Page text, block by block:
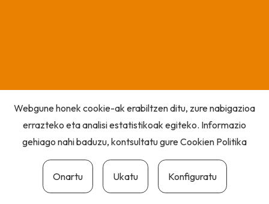
Webgune honek cookie-ak erabiltzen ditu, zure nabigazioa
errazteko eta analisi estatistikoak egiteko. Informazio
gehiago nahi baduzu, kontsultatu gureCookien Politika
Onartu Ukatu Konfiguratu